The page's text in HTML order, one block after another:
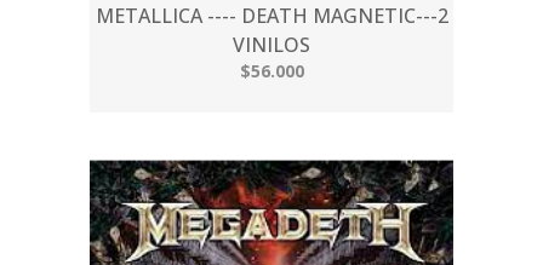
METALLICA ---- DEATH MAGNETIC---2
VINILOS
$56.000